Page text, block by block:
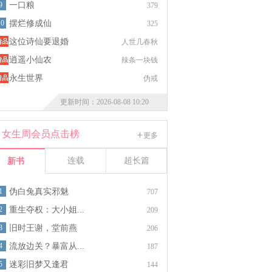
379
一口粮
325
摆烂修成仙
人世几春秋
这位诗仙要退婚
辣条一块钱
逍遥小仙农
伪戒
永生世界
更新时间：2026-08-08 10:20
更多
女生周会员点击榜
新书 连载 超长篇
707
1 伪白兔真实邪魅
209
重生夺权：大小姐...
206
旧时王谢，堂前燕
187
流放边关？暴富从...
144
迷彩旧梦又逢君